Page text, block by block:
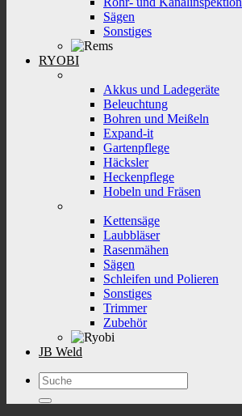
Sägen
Sonstiges
RYOBI
Akkus und Ladegeräte
Beleuchtung
Bohren und Meißeln
Expand-it
Gartenpflege
Häcksler
Heckenpflege
Hobeln und Fräsen
Kettensäge
Laubbläser
Rasenmähen
Sägen
Schleifen und Polieren
Sonstiges
Trimmer
Zubehör
JB Weld
Suchen
nach: